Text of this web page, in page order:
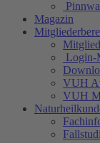
Magazin
Login-
VUH
VUH